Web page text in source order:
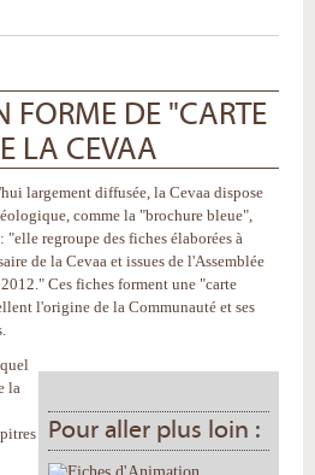
FORME DE "CARTE
LA CEVAA
largement diffusée, la Cevaa dispose
comme la "brochure bleue",
regroupe des fiches élaborées à
de la Cevaa et issues de l'Assemblée
Ces fiches forment une "carte
l'origine de la Communauté et ses
Pour aller plus loin :
la